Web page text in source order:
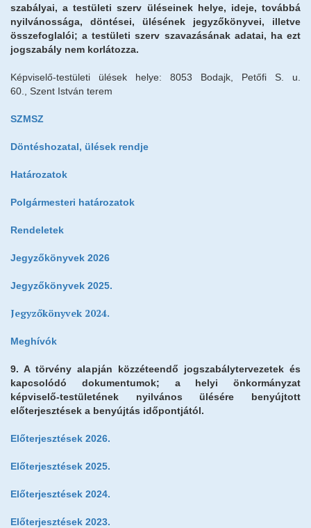
szabályai, a testületi szerv üléseinek helye, ideje, továbbá
nyilvánossága, döntései, ülésének jegyzőkönyvei, illetve
összefoglalói; a testületi szerv szavazásának adatai, ha ezt
jogszabály nem korlátozza.
Képviselő-testületi ülések helye: 8053 Bodajk, Petőfi S. u.
60., Szent István terem
SZMSZ
Döntéshozatal, ülések rendje
Határozatok
Polgármesteri határozatok
Rendeletek
Jegyzőkönyvek 2026
Jegyzőkönyvek 2025.
Jegyzőkönyvek 2024.
Meghívók
9. A törvény alapján közzéteendő jogszabálytervezetek és
kapcsolódó dokumentumok; a helyi önkormányzat
képviselő-testületének nyilvános ülésére benyújtott
előterjesztések a benyújtás időpontjától.
Előterjesztések 2026.
Előterjesztések 2025.
Előterjesztések 2024.
Előterjesztések 2023.